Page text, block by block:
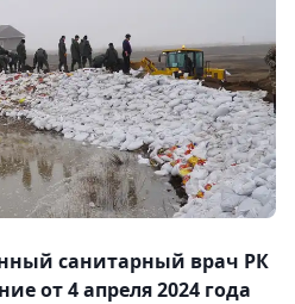
санитарный врач РК
от 4 апреля 2024 года